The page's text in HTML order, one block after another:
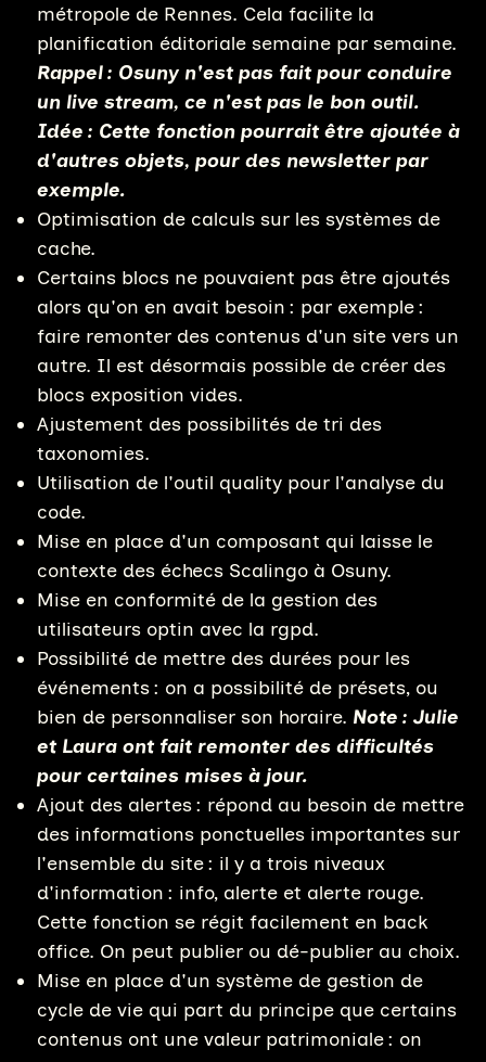
métropole de Rennes. Cela facilite la
planification éditoriale semaine par semaine.
Rappel : Osuny n'est pas fait pour conduire
un live stream, ce n'est pas le bon outil.
Idée : Cette fonction pourrait être ajoutée à
d'autres objets, pour des newsletter par
exemple.
Optimisation de calculs sur les systèmes de
cache.
Certains blocs ne pouvaient pas être ajoutés
alors qu'on en avait besoin : par exemple :
faire remonter des contenus d'un site vers un
autre. Il est désormais possible de créer des
blocs exposition vides.
Ajustement des possibilités de tri des
taxonomies.
Utilisation de l'outil quality pour l'analyse du
code.
Mise en place d'un composant qui laisse le
contexte des échecs Scalingo à Osuny.
Mise en conformité de la gestion des
utilisateurs optin avec la rgpd.
Possibilité de mettre des durées pour les
événements : on a possibilité de présets, ou
bien de personnaliser son horaire. Note : Julie
et Laura ont fait remonter des difficultés
pour certaines mises à jour.
Ajout des alertes : répond au besoin de mettre
des informations ponctuelles importantes sur
l'ensemble du site : il y a trois niveaux
d'information : info, alerte et alerte rouge.
Cette fonction se régit facilement en back
office. On peut publier ou dé-publier au choix.
Mise en place d'un système de gestion de
cycle de vie qui part du principe que certains
contenus ont une valeur patrimoniale : on